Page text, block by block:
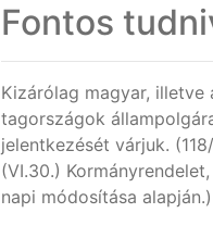
Fontos
Kizárólag magyar, illetve
tagországok
jelentkezését várjuk.
(VI.30.) Kormányrendelet,
napi módosítása alapján.)